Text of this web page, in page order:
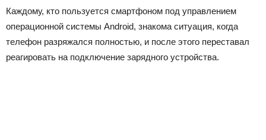
Каждому, кто пользуется смартфоном под управлением
операционной системы Android, знакома ситуация, когда
телефон разряжался полностью, и после этого переставал
реагировать на подключение зарядного устройства.